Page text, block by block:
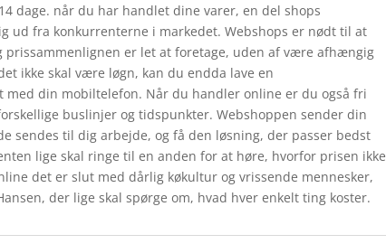
dage. når du har handlet dine varer, en del shops
ud fra konkurrenterne i markedet. Webshops er nødt til at
prissammenlignen er let at foretage, uden af være afhængig
ikke skal være løgn, kan du endda lave en
din mobiltelefon. Når du handler online er du også fri
buslinjer og tidspunkter. Webshoppen sender din
sendes til dig arbejde, og få den løsning, der passer bedst
lige skal ringe til en anden for at høre, hvorfor prisen ikke
det er slut med dårlig køkultur og vrissende mennesker,
der lige skal spørge om, hvad hver enkelt ting koster.